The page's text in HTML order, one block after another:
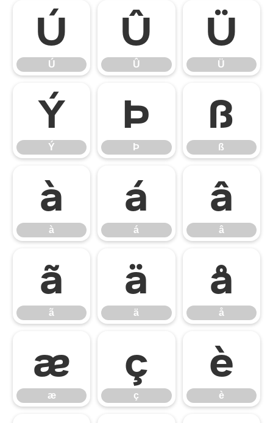
Ú
Ú
Û
Û
Ü
Ü
Ý
Ý
Þ
Þ
ß
ß
à
à
á
á
â
â
ã
ã
ä
ä
å
å
æ
æ
ç
ç
è
è